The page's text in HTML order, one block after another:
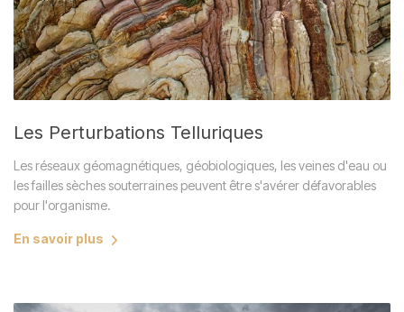
Les Perturbations Telluriques
Les réseaux géomagnétiques, géobiologiques, les veines d'eau ou
les failles sèches souterraines peuvent être s'avérer défavorables
pour l'organisme.
En savoir plus